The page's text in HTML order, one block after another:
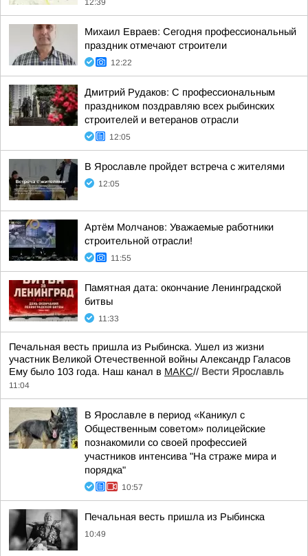
12:39
Михаил Евраев: Сегодня профессиональный
праздник отмечают строители
12:22
Дмитрий Рудаков: С профессиональным
праздником поздравляю всех рыбинских
строителей и ветеранов отрасли
12:05
В Ярославле пройдет встреча с жителями
12:05
Артём Молчанов: Уважаемые работники
строительной отрасли!
11:55
Памятная дата: окончание Ленинградской
битвы
11:33
Печальная весть пришла из Рыбинска. Ушел из жизни
участник Великой Отечественной войны Александр Галасов
Ему было 103 года. Наш канал в МАКС// Вести Ярославль
11:04
В Ярославле в период «Каникул с
Общественным советом» полицейские
познакомили со своей профессией
участников интенсива "На страже мира и
порядка"
10:57
Печальная весть пришла из Рыбинска
10:49